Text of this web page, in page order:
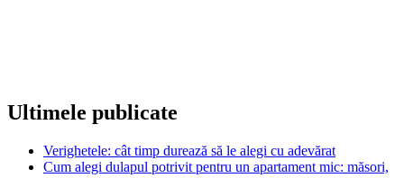
Ultimele publicate
Verighetele: cât timp durează să le alegi cu adevărat
Cum alegi dulapul potrivit pentru un apartament mic: măsori,